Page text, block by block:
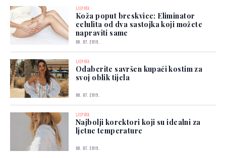
LJEPOTA
Koža poput breskvice: Eliminator
celulita od dva sastojka koji možete
napraviti same
06. 07. 2019.
LJEPOTA
Odaberite savršen kupaći kostim za
svoj oblik tijela
06. 07. 2019.
LJEPOTA
Najbolji korektori koji su idealni za
ljetne temperature
06. 07. 2019.